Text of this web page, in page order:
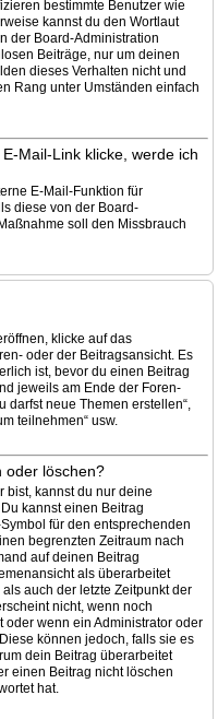
bestimmte Benutzer wie
kannst du den Wortlaut
der Board-Administration
Beiträge, nur um deinen
dieses Verhalten nicht und
Rang unter Umständen einfach
Mail-Link klicke, werde ich
E-Mail-Funktion für
diese von der Board-
soll den Missbrauch
klicke auf das
oder der Beitragsansicht. Es
ist, bevor du einen Beitrag
jeweils am Ende der Foren-
darfst neue Themen erstellen“,
teilnehmen“ usw.
oder löschen?
bist, kannst du nur deine
kannst einen Beitrag
für den entsprechenden
begrenzten Zeitraum nach
auf deinen Beitrag
als überarbeitet
auch der letzte Zeitpunkt der
nicht, wenn noch
wenn ein Administrator oder
können jedoch, falls sie es
dein Beitrag überarbeitet
einen Beitrag nicht löschen
hat.